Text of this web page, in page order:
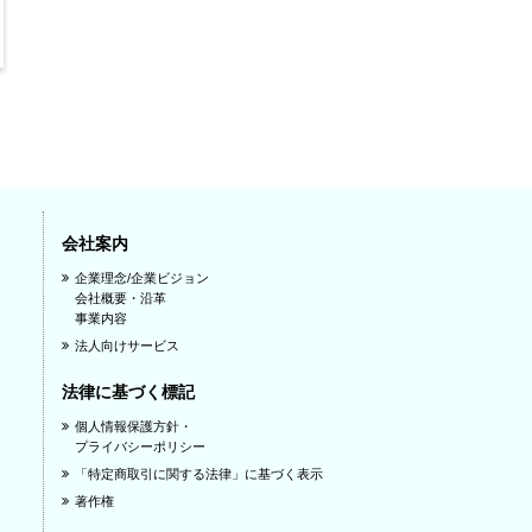
会社案内
企業理念/企業ビジョン
会社概要・沿革
事業内容
法人向けサービス
法律に基づく標記
個人情報保護方針・
プライバシーポリシー
「特定商取引に関する法律」に基づく表示
著作権